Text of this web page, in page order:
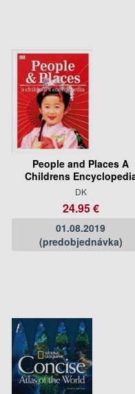
People and Places A
Childrens
DK
24.95 €
01.08.2019
(predobjednávka)